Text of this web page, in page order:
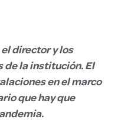
director y los
la institución. El
en el marco
que hay que